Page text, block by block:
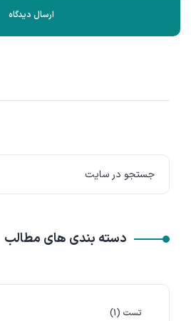
دسته بندی های مطالب
تست (1)